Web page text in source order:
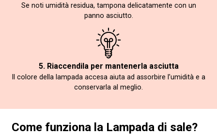
Se noti umidità residua, tampona delicatamente con un
panno asciutto.
5. Riaccendila per mantenerla asciutta
Il colore della lampada accesa aiuta ad assorbire l’umidità e a
conservarla al meglio.
Come funziona la Lampada di sale?